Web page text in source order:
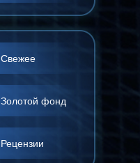
Свежее
Золотой фонд
Рецензии